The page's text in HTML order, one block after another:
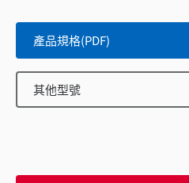
產品規格(PDF)
其他型號